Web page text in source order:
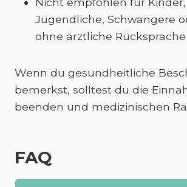
Jugendliche, Schwangere
ohne ärztliche Rücksprache
Wenn du gesundheitliche
bemerkst, solltest du die
beenden und medizinischen
FAQ